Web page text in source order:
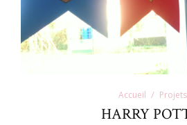
Accueil Projets
HARRY